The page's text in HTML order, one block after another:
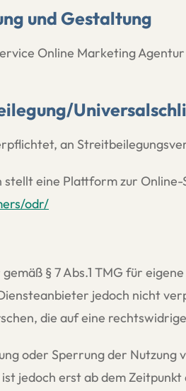
und Gestaltung
Online Marketing Agentur
an
stellt eine Plattform zur
odr/
§ 7 Abs.1 TMG für
Diensteanbieter jedoch nicht
die auf eine
oder Sperrung der
jedoch erst ab dem